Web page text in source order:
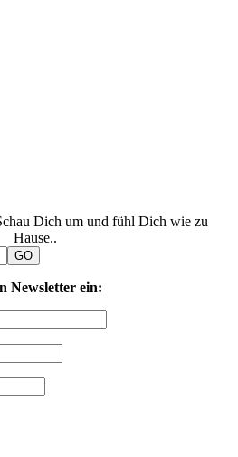
Dich um und fühl Dich wie zu
Hause..
Newsletter ein: